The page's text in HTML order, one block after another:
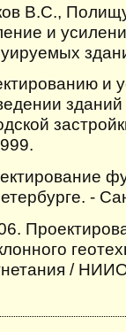
В.С.,
и
и
-
/